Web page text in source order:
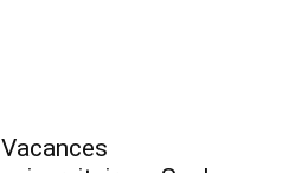
Vacances